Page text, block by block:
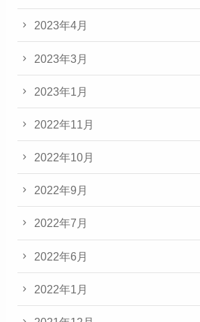
2023年4月
2023年3月
2023年1月
2022年11月
2022年10月
2022年9月
2022年7月
2022年6月
2022年1月